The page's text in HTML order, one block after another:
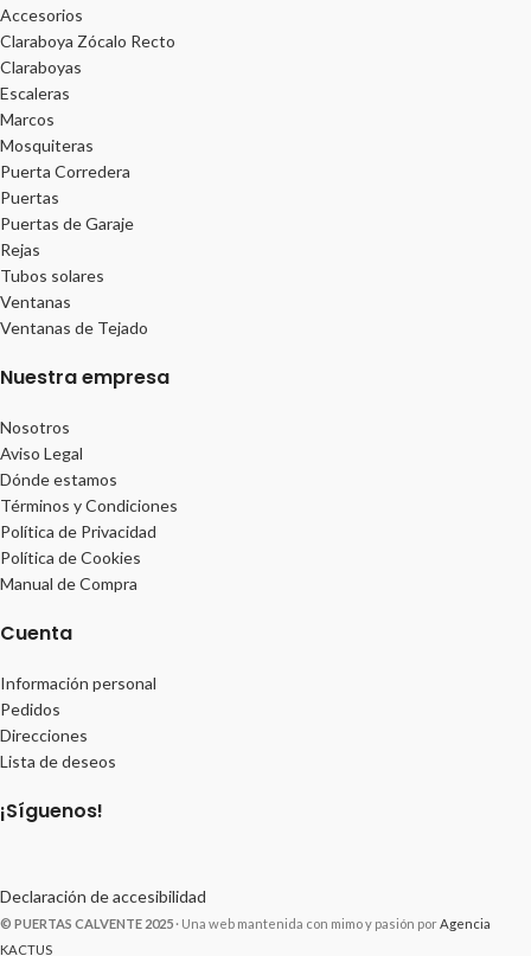
Accesorios
Claraboya Zócalo Recto
Claraboyas
Escaleras
Marcos
Mosquiteras
Puerta Corredera
Puertas
Puertas de Garaje
Rejas
Tubos solares
Ventanas
Ventanas de Tejado
Nuestra empresa
Nosotros
Aviso Legal
Dónde estamos
Términos y Condiciones
Política de Privacidad
Política de Cookies
Manual de Compra
Cuenta
Información personal
Pedidos
Direcciones
Lista de deseos
¡Síguenos!
Declaración de accesibilidad
© PUERTAS CALVENTE 2025 · Una web mantenida con mimo y pasión por Agencia
KACTUS